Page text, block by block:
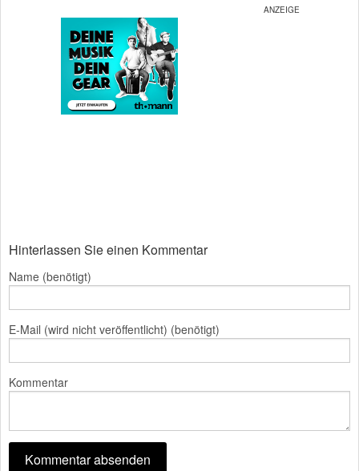
Hinterlassen Sie einen Kommentar
Name (benötigt)
E-Mail (wird nicht veröffentlicht) (benötigt)
Kommentar